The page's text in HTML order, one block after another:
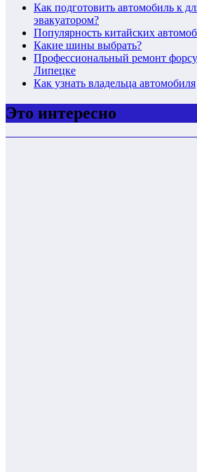
Как подготовить автомобиль к
эвакуатором?
Популярность китайских
Какие шины выбрать?
Профессиональный ремонт
Липецке
Как узнать владельца автомобиля
Это интересно